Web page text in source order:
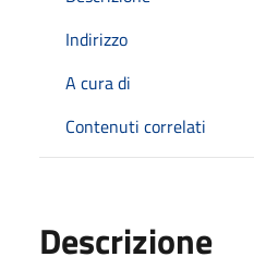
Indirizzo
A cura di
Contenuti correlati
Descrizione